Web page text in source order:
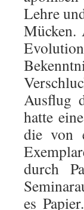
Lehre
Mücken.
Ausflug
hatte
die von
durch
es